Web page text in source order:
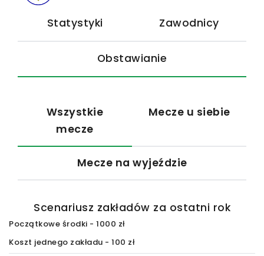
SUBSKRYPCJA
Statystyki Zawodnicy
Obstawianie
Wszystkie
mecze
Mecze u siebie
Mecze na wyjeździe
Scenariusz zakładów za ostatni rok
Początkowe środki - 1000 zł
Koszt jednego zakładu - 100 zł